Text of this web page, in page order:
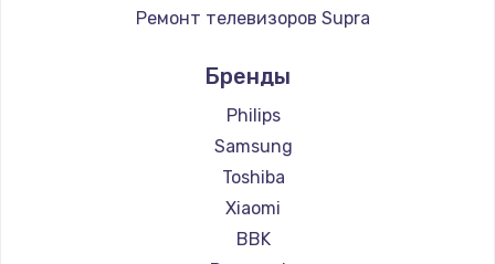
Замена шим-контроллера
Заказать
Настройка Wi-Fi
1030 руб.
Заказать
Ремонт телевизоров Supra
Ремонт телевизоров Hisense
Ремонт телевизоров Daewoo
Ремонт телевизоров Centek
Ремонт телевизоров Telefunken
Ремонт телевизоров Hyundai
Ремонт телевизоров Doffler
Бренды
Philips
Samsung
Toshiba
Xiaomi
BBK